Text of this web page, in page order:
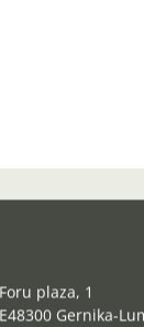
Foru plaza, 1
E48300 Gernika-